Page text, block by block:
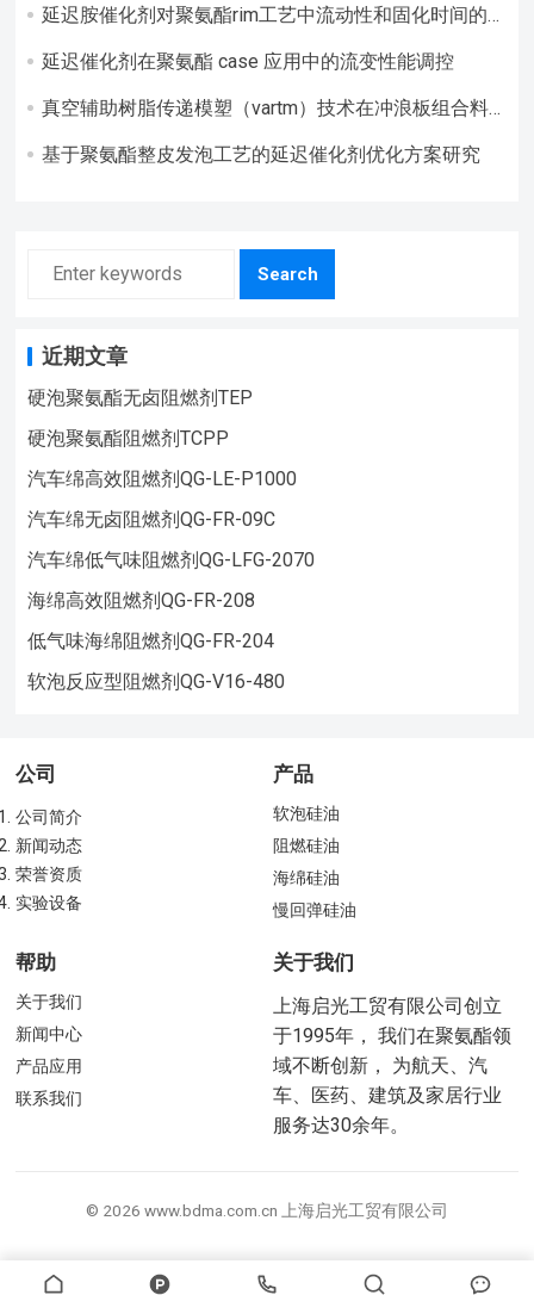
延迟胺催化剂对聚氨酯rim工艺中流动性和固化时间的
延迟催化剂在聚氨酯 case 应用中的流变性能调控​
真空辅助树脂传递模塑（vartm）技术在冲浪板组合料
基于聚氨酯整皮发泡工艺的延迟催化剂优化方案研究
Search
近期文章
硬泡聚氨酯无卤阻燃剂TEP
硬泡聚氨酯阻燃剂TCPP
汽车绵高效阻燃剂QG-LE-P1000
汽车绵无卤阻燃剂QG-FR-09C
汽车绵低气味阻燃剂QG-LFG-2070
海绵高效阻燃剂QG-FR-208
低气味海绵阻燃剂QG-FR-204
软泡反应型阻燃剂QG-V16-480
公司
公司简介
新闻动态
荣誉资质
实验设备
产品
软泡硅油
阻燃硅油
海绵硅油
慢回弹硅油
帮助
关于我们
新闻中心
产品应用
联系我们
关于我们
上海启光工贸有限公司创立
于1995年， 我们在聚氨酯领
域不断创新， 为航天、汽
车、医药、建筑及家居行业
服务达30余年。
© 2026 www.bdma.com.cn 上海启光工贸有限公司